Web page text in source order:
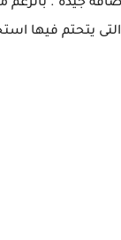
جيدة . بالرغم
يتحتم فيها